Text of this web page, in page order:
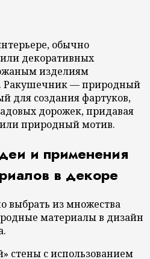
обычно
декоративных
изделиям
Ракушечник — природный
для создания фартуков,
дорожек, придавая
природный мотив.
и применения
в декоре
выбрать из множества
материалы в дизайн
стены с использованием